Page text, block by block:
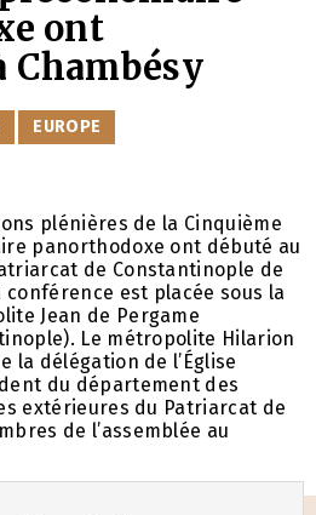
ont
Chambésy
EUROPE
plénières de la Cinquième
panorthodoxe ont débuté au
de Constantinople de
conférence est placée sous la
Jean de Pergame
Le métropolite Hilarion
la délégation de l’Église
du département des
extérieures du Patriarcat de
de l’assemblée au